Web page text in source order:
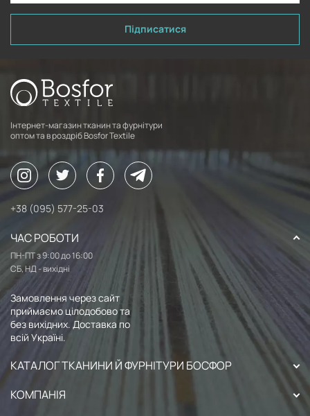
Підписатися
Інтернет-магазин тканин та фурнітури
оптом та в роздріб Bosfor Textile
+38 (095) 577-25-03
ЧАС РОБОТИ
ПН-ПТ з 9:00 до 16:00
СБ, НД - вихідні
Замовлення через сайт
приймаємо цілодобово та
без вихідних. Доставка по
всій Україні.
КАТАЛОГ ТКАНИНИ Й ФУРНІТУРИ БОСФОР
КОМПАНІЯ